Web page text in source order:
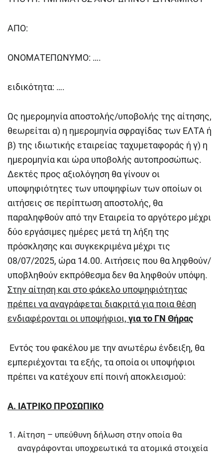
ΑΠΟ:
ΟΝΟΜΑΤΕΠΩΝΥΜΟ: ….
ειδικότητα: ….
Ως ημερομηνία αποστολής/υποβολής της αίτησης,
θεωρείται α) η ημερομηνία σφραγίδας των ΕΛΤΑ ή
β) της ιδιωτικής εταιρείας ταχυμεταφοράς ή γ) η
ημερομηνία και ώρα υποβολής αυτοπροσώπως.
Δεκτές προς αξιολόγηση θα γίνουν οι
υποψηφιότητες των υποψηφίων των οποίων οι
αιτήσεις σε περίπτωση αποστολής, θα
παραληφθούν από την Εταιρεία το αργότερο μέχρι
δύο εργάσιμες ημέρες μετά τη λήξη της
πρόσκλησης και συγκεκριμένα μέχρι τις
08/07/2025, ώρα 14.00. Αιτήσεις που θα ληφθούν/
υποβληθούν εκπρόθεσμα δεν θα ληφθούν υπόψη.
Στην αίτηση και στο φάκελο υποψηφιότητας
πρέπει να αναγράφεται διακριτά για ποια θέση
ενδιαφέρονται οι υποψήφιοι, για το ΓΝ Θήρας
Εντός του φακέλου με την ανωτέρω ένδειξη, θα
εμπεριέχονται τα εξής, τα οποία οι υποψήφιοι
πρέπει να κατέχουν επί ποινή αποκλεισμού:
Α. ΙΑΤΡΙΚΟ ΠΡΟΣΩΠΙΚΟ
Αίτηση – υπεύθυνη δήλωση στην οποία θα
αναγράφονται υποχρεωτικά τα ατομικά στοιχεία